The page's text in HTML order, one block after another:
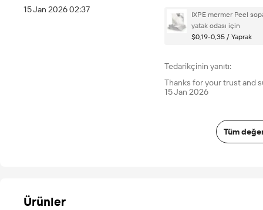
15 Jan 2026 02:37
IXPE mermer Peel
yatak odası için
$0,19-0,35 / Yaprak
Tedarikçinin yanıtı:
Thanks for your trust and
15 Jan 2026
Tüm
Ürünler